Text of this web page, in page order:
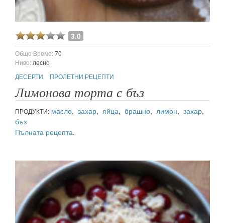
3.0
Общо Време:70
Ниво: лесно
ДЕСЕРТИ
ПРОЛЕТНИ РЕЦЕПТИ
Лимонова торта с бъз
ПРОДУКТИ: масло, захар, яйца, брашно, лимон, захар,
бъз
Пълната рецепта.